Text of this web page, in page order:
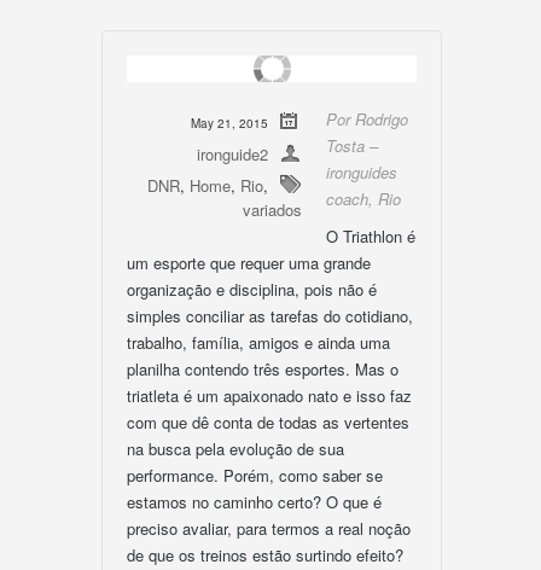
May 21, 2015
ironguide2
DNR, Home, Rio,
variados
Por Rodrigo
Tosta –
ironguides
coach, Rio
O Triathlon é
um esporte que requer uma grande
organização e disciplina, pois não é
simples conciliar as tarefas do cotidiano,
trabalho, família, amigos e ainda uma
planilha contendo três esportes. Mas o
triatleta é um apaixonado nato e isso faz
com que dê conta de todas as vertentes
na busca pela evolução de sua
performance. Porém, como saber se
estamos no caminho certo? O que é
preciso avaliar, para termos a real noção
de que os treinos estão surtindo efeito?